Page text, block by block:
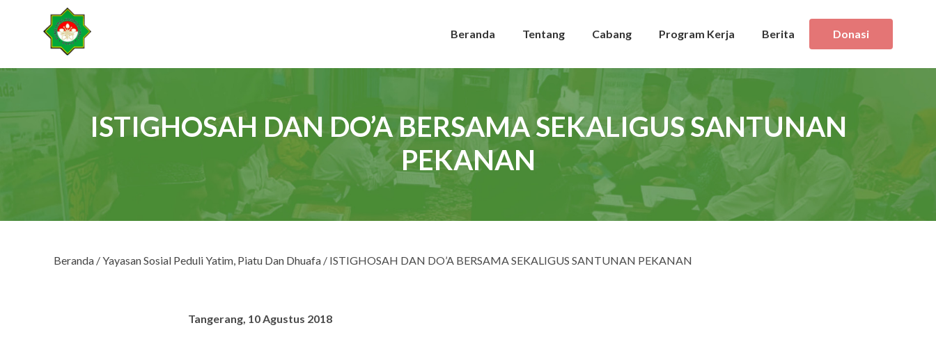
Beranda Tentang Cabang Program Kerja Berita Donasi
ISTIGHOSAH DAN DO’A BERSAMA SEKALIGUS SANTUNAN
PEKANAN
Beranda /Yayasan Sosial Peduli Yatim, Piatu Dan Dhuafa / ISTIGHOSAH DAN DO’A BERSAMA SEKALIGUS SANTUNAN PEKANAN
Tangerang, 10 Agustus 2018